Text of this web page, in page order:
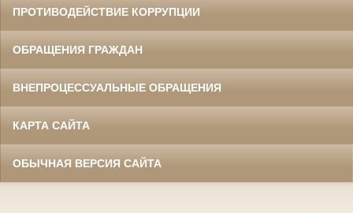
ПРОТИВОДЕЙСТВИЕ КОРРУПЦИИ
ОБРАЩЕНИЯ ГРАЖДАН
ВНЕПРОЦЕССУАЛЬНЫЕ ОБРАЩЕНИЯ
КАРТА САЙТА
ОБЫЧНАЯ ВЕРСИЯ САЙТА